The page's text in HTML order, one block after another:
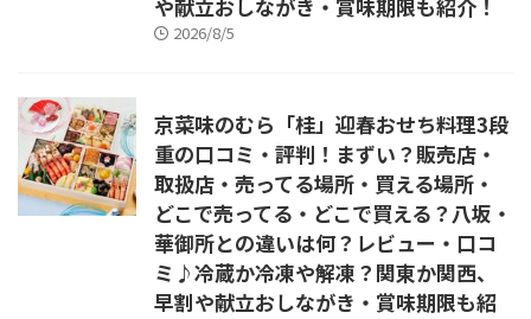
や献立おしながき・賞味期限も紹介！
2026/8/5
京菜味のむら「桂」迎春おせち料理3段
重の口コミ・評判！まずい？販売店・
取扱店・売ってる場所・買える場所・
どこで売ってる・どこで買える？八坂・
華御所との違いは何？レビュー・口コ
ミ♪冷蔵か冷凍や解凍？関東か関西、
早割や献立おしながき・賞味期限も紹